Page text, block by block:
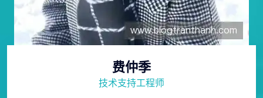
费仲季
技术支持工程师